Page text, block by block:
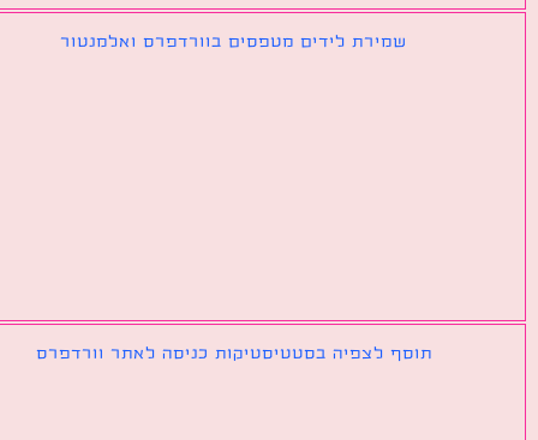
שמירת לידים מטפסים בוורדפרס ואלמנטור
תוסף לצפיה בסטטיסטיקות כניסה לאתר וורדפרס